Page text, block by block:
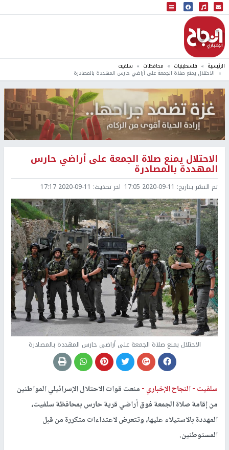
البث المباشر
إذاعة النجاح
الرئيسية فلسطينيات محافظات سلفيت
الاحتلال يمنع صلاة الجمعة على أراضي حارس المهددة بالمصادرة
الاحتلال يمنع صلاة الجمعة على أراضي حارس
المهددة بالمصادرة
تم النشر بتاريخ: 2020-09-11 17:05 اخر تحديث: 2020-09-11 17:17
الاحتلال يمنع صلاة الجمعة على أراضي حارس المهددة بالمصادرة
سلفيت -النجاح الإخباري -منعت قوات الاحتلال الإسرائيلي المواطنين
من إقامة صلاة الجمعة فوق أراضي قرية حارس بمحافظة سلفيت،
المهددة بالاستيلاء عليها، وتتعرض لاعتداءات متكررة من قبل
المستوطنين.